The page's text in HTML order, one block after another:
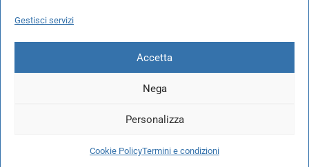
Gestisci servizi
Accetta
Nega
Personalizza
Cookie PolicyTermini e condizioni
Cookie Policy
10694580969
IT37L0503401651000000004422